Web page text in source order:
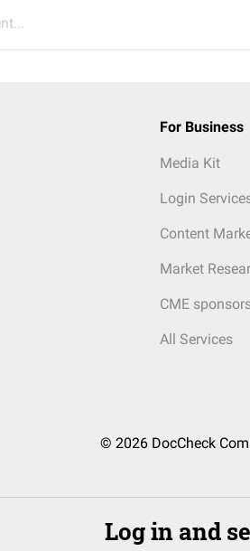
For Business
Media Kit
Login
Content
Market
CME
All Services
© 2026 DocCheck
Log in and